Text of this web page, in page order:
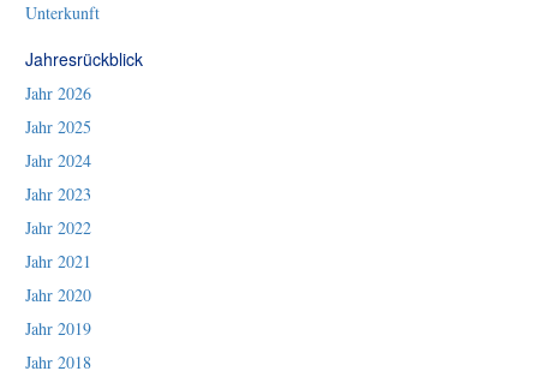
Unterkunft
Jahresrückblick
Jahr 2026
Jahr 2025
Jahr 2024
Jahr 2023
Jahr 2022
Jahr 2021
Jahr 2020
Jahr 2019
Jahr 2018